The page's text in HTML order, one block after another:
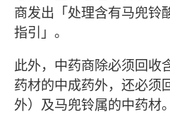
商发出「处理含有马兜铃
指引」。
此外，中药商除必须回收
药材的中成药外，还必须
外）及马兜铃属的中药材。